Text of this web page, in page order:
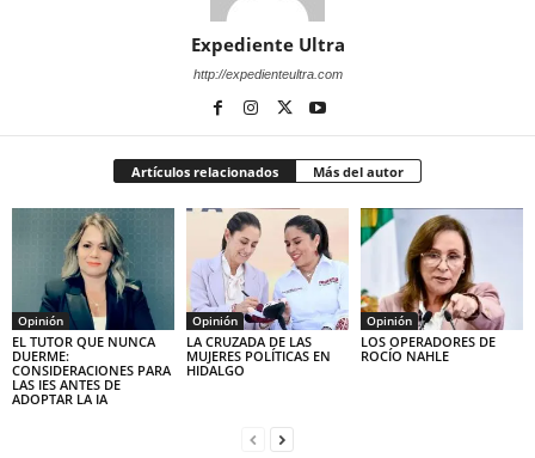
Expediente Ultra
http://expedienteultra.com
Artículos relacionados Más del autor
Opinión
EL TUTOR QUE NUNCA
DUERME:
CONSIDERACIONES PARA
LAS IES ANTES DE
ADOPTAR LA IA
Opinión
LA CRUZADA DE LAS
MUJERES POLÍTICAS EN
HIDALGO
Opinión
LOS OPERADORES DE
ROCÍO NAHLE